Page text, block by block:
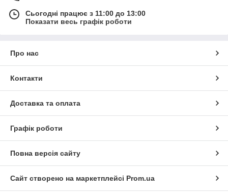
Сьогодні працює з 11:00 до 13:00
Показати весь графік роботи
Про нас
Контакти
Доставка та оплата
Графік роботи
Повна версія сайту
Сайт створено на маркетплейсі Prom.ua